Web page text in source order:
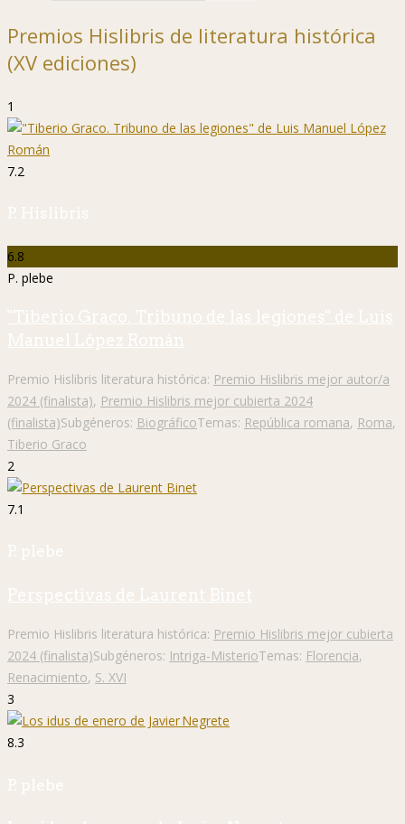
Premios Hislibris de literatura histórica
(XV ediciones)
1
7.2
P. Hislibris
6.8
P. plebe
"Tiberio Graco. Tribuno de las legiones" de Luis
Manuel López Román
Premio Hislibris literatura histórica: Premio Hislibris mejor autor/a
2024 (finalista), Premio Hislibris mejor cubierta 2024
(finalista)Subgéneros: BiográficoTemas: República romana, Roma,
Tiberio Graco
2
7.1
P. plebe
Perspectivas de Laurent Binet
Premio Hislibris literatura histórica: Premio Hislibris mejor cubierta
2024 (finalista)Subgéneros: Intriga-MisterioTemas: Florencia,
Renacimiento, S. XVI
3
8.3
P. plebe